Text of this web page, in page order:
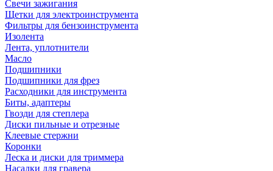
Свечи зажигания
Щетки для электроинструмента
Фильтры для бензоинструмента
Изолента
Лента, уплотнители
Масло
Подшипники
Подшипники для фрез
Расходники для инструмента
Биты, адаптеры
Гвозди для степлера
Диски пильные и отрезные
Клеевые стержни
Коронки
Леска и диски для триммера
Насадки для гравера